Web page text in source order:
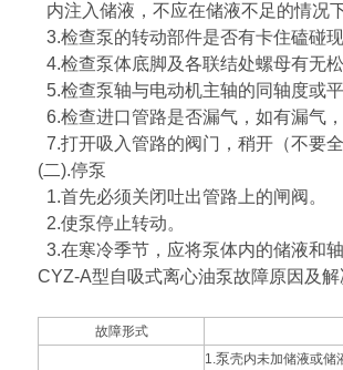
内注入储液，不应在储液不足的情况
3.检查泵的转动部件是否有卡住磕碰现
4.检查泵体底脚及各联结处螺母有无松
5.检查泵轴与电动机主轴的同轴度或平
6.检查进口管路是否漏气，如有漏气
7.打开吸入管路的阀门，稍开（不要
(二).停泵
1.首先必须关闭吐出管路上的闸阀。
2.使泵停止转动。
3.在寒冷季节，应将泵体内的储液和
CYZ-A型自吸式离心油泵故障原因及解
故障形式
1.泵壳内未加储液或储